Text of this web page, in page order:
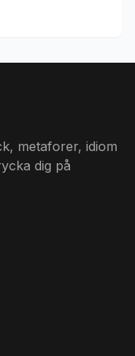
metaforer, idiom
dig på